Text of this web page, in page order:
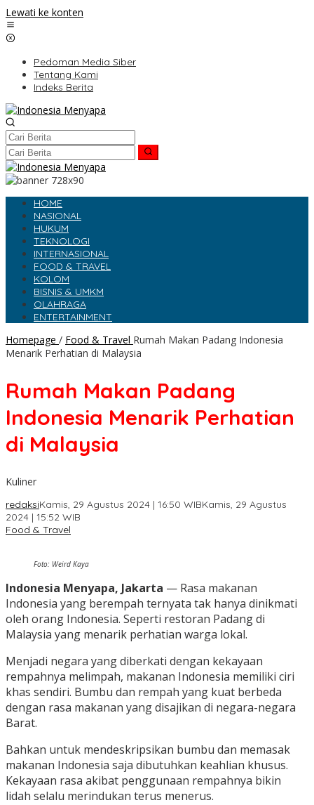
Lewati ke konten
Pedoman Media Siber
Tentang Kami
Indeks Berita
HOME
NASIONAL
HUKUM
TEKNOLOGI
INTERNASIONAL
FOOD & TRAVEL
KOLOM
BISNIS & UMKM
OLAHRAGA
ENTERTAINMENT
Homepage / Food & Travel Rumah Makan Padang Indonesia
Menarik Perhatian di Malaysia
Rumah Makan Padang
Indonesia Menarik Perhatian
di Malaysia
Kuliner
redaksiKamis, 29 Agustus 2024 | 16:50 WIBKamis, 29 Agustus
2024 | 15:52 WIB
Food & Travel
Foto: Weird Kaya
Indonesia Menyapa, Jakarta — Rasa makanan
Indonesia yang berempah ternyata tak hanya dinikmati
oleh orang Indonesia. Seperti restoran Padang di
Malaysia yang menarik perhatian warga lokal.
Menjadi negara yang diberkati dengan kekayaan
rempahnya melimpah, makanan Indonesia memiliki ciri
khas sendiri. Bumbu dan rempah yang kuat berbeda
dengan rasa makanan yang disajikan di negara-negara
Barat.
Bahkan untuk mendeskripsikan bumbu dan memasak
makanan Indonesia saja dibutuhkan keahlian khusus.
Kekayaan rasa akibat penggunaan rempahnya bikin
lidah selalu merindukan terus menerus.